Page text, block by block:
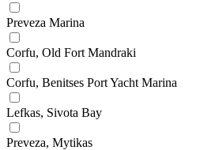
Preveza Marina
Corfu, Old Fort Mandraki
Corfu, Benitses Port Yacht Marina
Lefkas, Sivota Bay
Preveza, Mytikas